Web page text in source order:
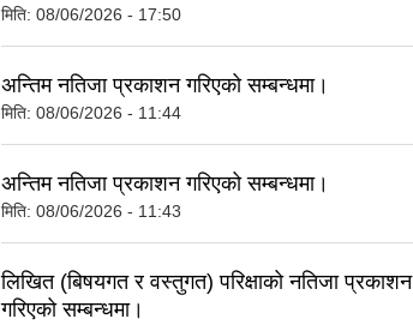
मिति: 08/06/2026 - 17:50
अन्तिम नतिजा प्रकाशन गरिएको सम्बन्धमा।
मिति: 08/06/2026 - 11:44
अन्तिम नतिजा प्रकाशन गरिएको सम्बन्धमा।
मिति: 08/06/2026 - 11:43
लिखित (बिषयगत र वस्तुगत) परिक्षाको नतिजा प्रकाशन
गरिएको सम्बन्धमा।